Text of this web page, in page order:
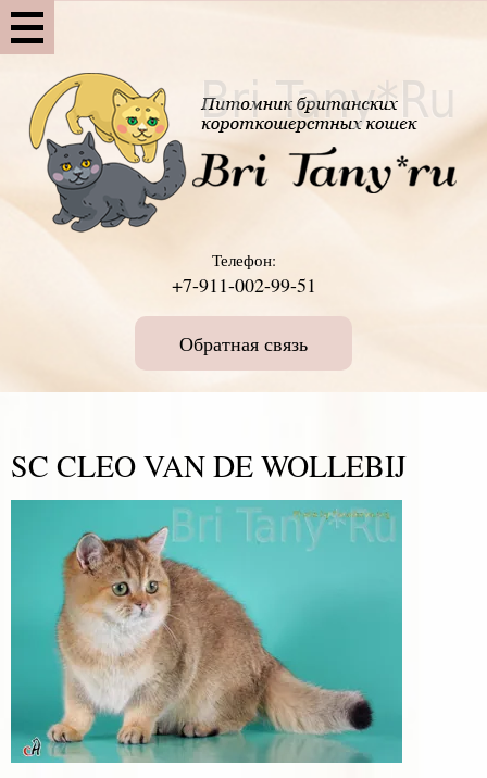
Телефон:
+7-911-002-99-51
Обратная связь
SC CLEO VAN DE WOLLEBIJ